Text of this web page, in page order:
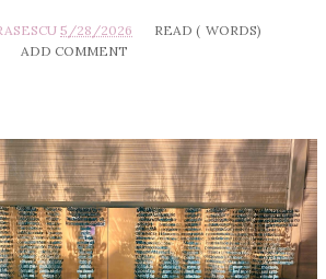
5/28/2026 READ ( WORDS)
ADD COMMENT